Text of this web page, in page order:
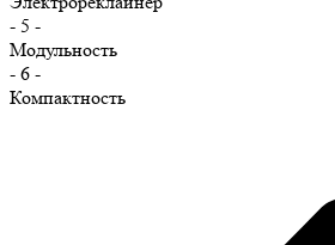
- 5 -
Модульность
- 6 -
Компактность